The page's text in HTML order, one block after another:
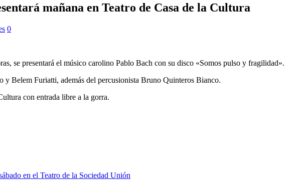
mañana en Teatro de Casa de la Cultura
0
se presentará el músico carolino Pablo Bach con su disco «Somos pulso y fragilidad».
y Belem Furiatti, además del percusionista Bruno Quinteros Bianco.
con entrada libre a la gorra.
en el Teatro de la Sociedad Unión